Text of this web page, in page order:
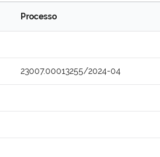
Processo
23007.00013255/2024-04